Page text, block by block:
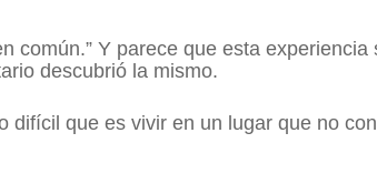
común.” Y parece que esta experiencia
descubrió la mismo.
difícil que es vivir en un lugar que no